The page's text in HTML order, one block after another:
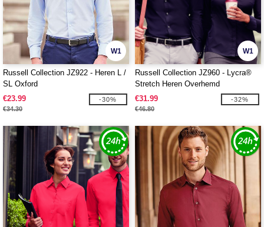
W1
Russell Collection JZ922 - Heren L /
SL Oxford
€23.99
€34.30
-30%
W1
Russell Collection JZ960 - Lycra®
Stretch Heren Overhemd
€31.99
€46.80
-32%